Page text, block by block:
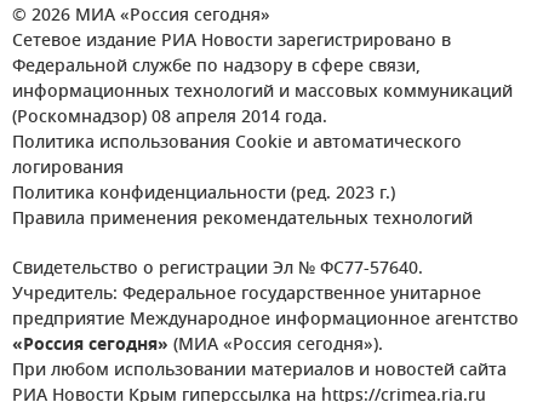
© 2026 МИА «Россия сегодня»
Сетевое издание РИА Новости зарегистрировано в
Федеральной службе по надзору в сфере связи,
информационных технологий и массовых коммуникаций
(Роскомнадзор) 08 апреля 2014 года.
Политика использования Cookie и автоматического
логирования
Политика конфиденциальности (ред. 2023 г.)
Правила применения рекомендательных технологий
Свидетельство о регистрации Эл № ФС77-57640.
Учредитель: Федеральное государственное унитарное
предприятие Международное информационное агентство
«Россия сегодня» (МИА «Россия сегодня»).
При любом использовании материалов и новостей сайта
РИА Новости Крым гиперссылка на https://crimea.ria.ru